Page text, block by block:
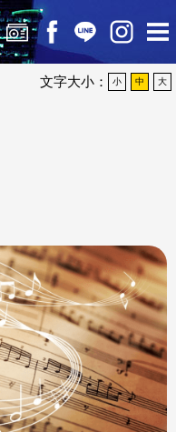
文字大小： 小 中 大